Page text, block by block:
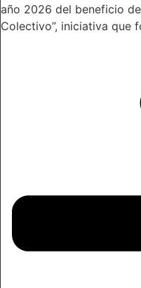
año 2026 del beneficio
Colectivo”, iniciativa que